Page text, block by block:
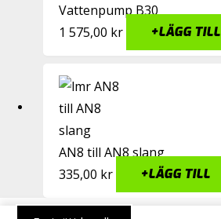
Vattenpump B30
1 575,00 kr +LÄGG TILL
AN8 till AN8 slang
335,00 kr +LÄGG TILL